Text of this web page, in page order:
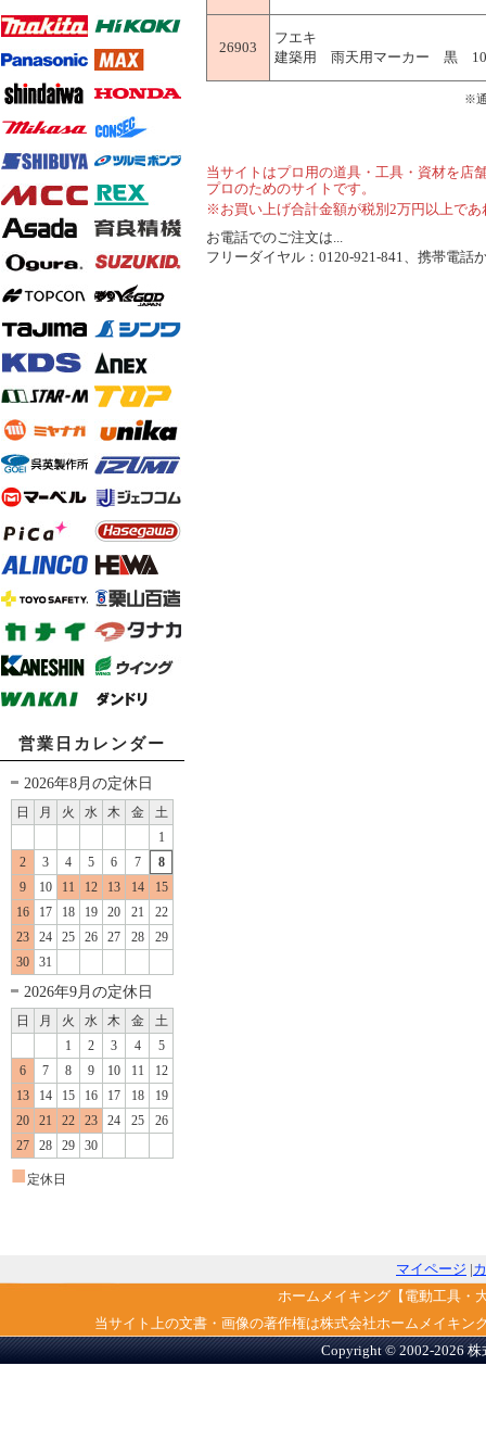
営業日カレンダー
2026年8月の定休日
日 月 火 水 木 金
土
1
2
3 4 5 6 7
8
9
10 11 12 13 14
15
16
17 18 19 20 21
22
23
24 25 26 27 28
29
30
31
2026年9月の定休日
日 月 火 水 木 金
土
1
2 3 4
5
6
7 8 9 10 11
12
13
14 15 16 17 18
19
20
21 22 23 24 25
26
27
28 29 30
■ 定休日
26903
フエキ
建築用 雨天用マーカー 黒 10
※
当サイトはプロ用の道具・工具・資材を店
プロのためのサイトです。
※お買い上げ合計金額が税別2万円以上で
お電話でのご注文は...
フリーダイヤル：0120-921-841、携帯電
マイページ |
ホームメイキング【電動工具・
当サイト上の文書・画像の著作権は株式会社ホームメイキ
Copyright © 2002-2026